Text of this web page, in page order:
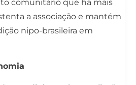
comunitário que há mais
a associação e mantém
nipo-brasileira em